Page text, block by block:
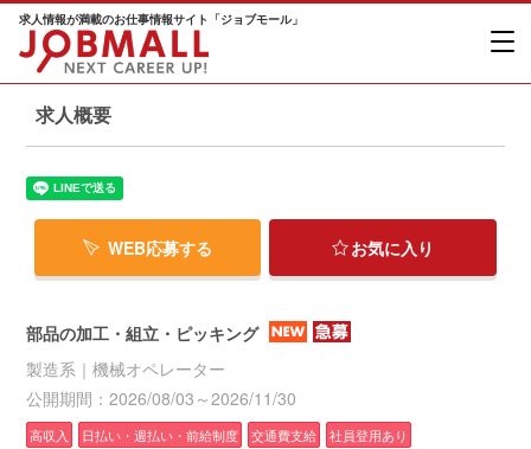
求人情報が満載のお仕事情報サイト「ジョブモール」
求人概要
WEB応募する お気に入り
部品の加工・組立・ピッキング
製造系｜機械オペレーター
公開期間：2026/08/03～2026/11/30
高収入 日払い・週払い・前給制度 交通費支給
社員登用あり